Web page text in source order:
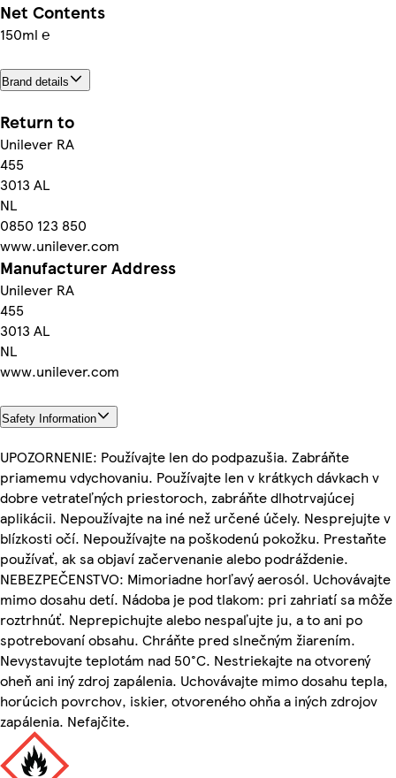
Net Contents
150ml ℮
Brand details
Return to
Unilever RA
455
3013 AL
NL
0850 123 850
www.unilever.com
Manufacturer Address
Unilever RA
455
3013 AL
NL
www.unilever.com
Safety Information
UPOZORNENIE: Používajte len do podpazušia. Zabráňte
priamemu vdychovaniu. Používajte len v krátkych dávkach v
dobre vetrateľných priestoroch, zabráňte dlhotrvajúcej
aplikácii. Nepoužívajte na iné než určené účely. Nesprejujte v
blízkosti očí. Nepoužívajte na poškodenú pokožku. Prestaňte
používať, ak sa objaví začervenanie alebo podráždenie.
NEBEZPEČENSTVO: Mimoriadne horľavý aerosól. Uchovávajte
mimo dosahu detí. Nádoba je pod tlakom: pri zahriatí sa môže
roztrhnúť. Neprepichujte alebo nespaľujte ju, a to ani po
spotrebovaní obsahu. Chráňte pred slnečným žiarením.
Nevystavujte teplotám nad 50°C. Nestriekajte na otvorený
oheň ani iný zdroj zapálenia. Uchovávajte mimo dosahu tepla,
horúcich povrchov, iskier, otvoreného ohňa a iných zdrojov
zapálenia. Nefajčite.